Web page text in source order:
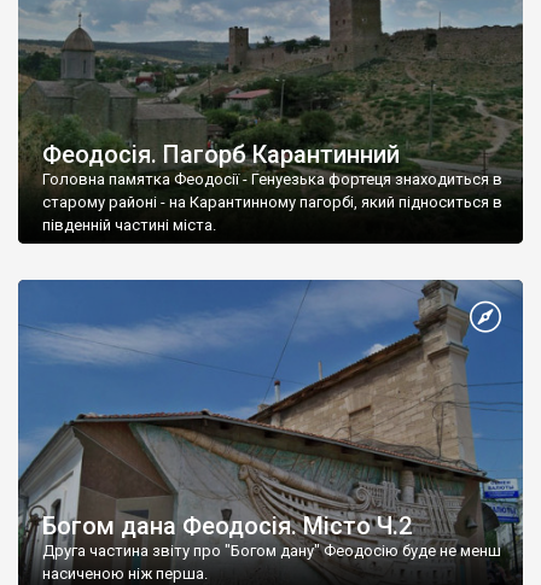
Феодосія. Пагорб Карантинний
Головна памятка Феодосії - Генуезька фортеця знаходиться в
старому районі - на Карантинному пагорбі, який підноситься в
південній частині міста.
Богом дана Феодосія. Місто Ч.2
Друга частина звіту про "Богом дану" Феодосію буде не менш
насиченою ніж перша.